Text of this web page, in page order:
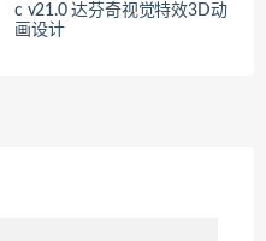
c v21.0 达芬奇视觉特效3D动
画设计